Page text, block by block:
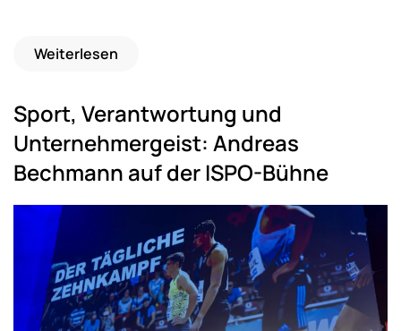
Weiterlesen
Sport, Verantwortung und
Unternehmergeist: Andreas
Bechmann auf der ISPO-Bühne